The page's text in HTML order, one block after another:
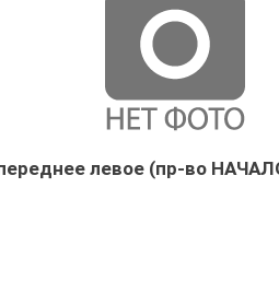
левое (пр-во